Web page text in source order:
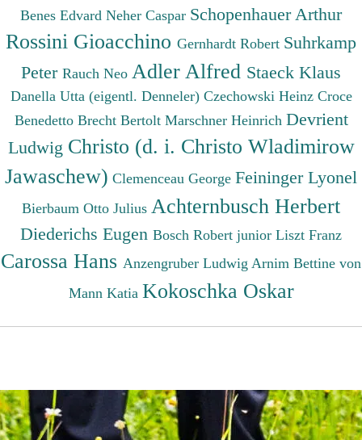
Benes Edvard Neher Caspar Schopenhauer Arthur
Rossini Gioacchino Gernhardt Robert Suhrkamp
Peter Rauch Neo Adler Alfred Staeck Klaus
Danella Utta (eigentl. Denneler) Czechowski Heinz Croce
Benedetto Brecht Bertolt Marschner Heinrich Devrient
Ludwig Christo (d. i. Christo Wladimirow
Jawaschew) Clemenceau George Feininger Lyonel
Bierbaum Otto Julius Achternbusch Herbert
Diederichs Eugen Bosch Robert junior Liszt Franz
Carossa Hans Anzengruber Ludwig Arnim Bettine von
Mann Katia Kokoschka Oskar